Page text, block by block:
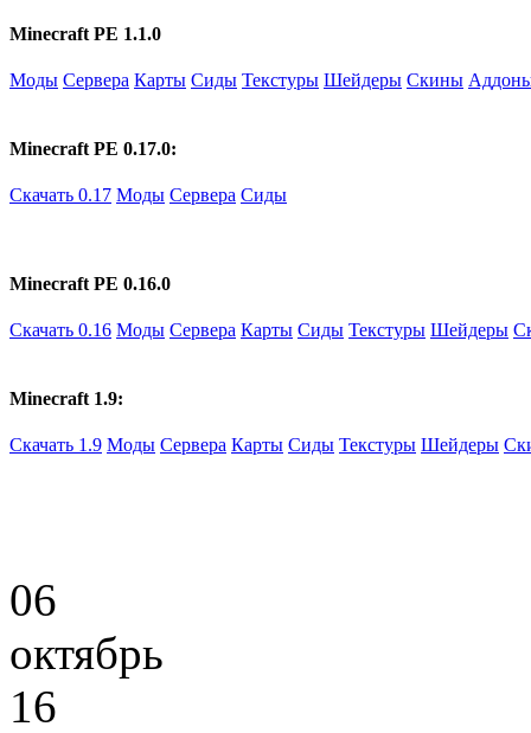
Minecraft PE 1.1.0
Моды Сервера Карты Сиды Текстуры Шейдеры Скины
Minecraft PE 0.17.0:
Скачать 0.17 Моды Сервера Сиды
Minecraft PE 0.16.0
Скачать 0.16 Моды Сервера Карты Сиды Текстуры Шейдеры
Minecraft 1.9:
Скачать 1.9 Моды Сервера Карты Сиды Текстуры Шейдеры
06
октябрь
16